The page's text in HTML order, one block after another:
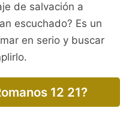
de salvación a
escuchado? Es un
en serio y buscar
12 21?